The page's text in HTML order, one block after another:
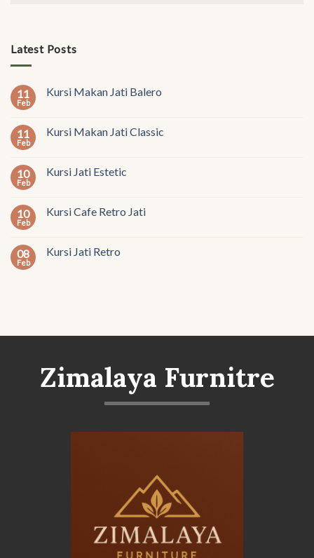
Latest Posts
11
Feb
Kursi Makan Jati Balero
11
Feb
Kursi Makan Jati Classic
10
Feb
Kursi Jati Estetic
10
Feb
Kursi Cafe Retro Jati
08
Feb
Kursi Jati Retro
Zimalaya Furnitre